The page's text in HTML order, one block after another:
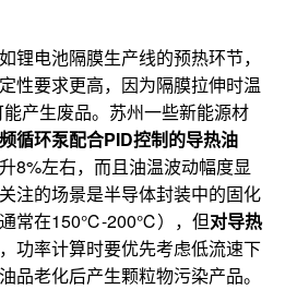
锂电池隔膜生产线的预热环节，
性要求更高，因为隔膜拉伸时温
产生废品。苏州一些新能源材
循环泵配合PID控制的导热油
8%左右，而且油温波动幅度显
注的场景是半导体封装中的固化
通常在150℃-200℃），但对导热
，功率计算时要优先考虑低流速下
品老化后产生颗粒物污染产品。